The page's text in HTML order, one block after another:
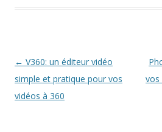
Navigation
des
articles
← V360: un éditeur vidéo
simple et pratique pour vos
vidéos à 360
vos